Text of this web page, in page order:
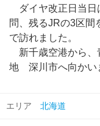
ダイヤ改正日当日
問、残るJRの3区間
で訪れました。
新千歳空港から、
地 深川市
エリア 北海道